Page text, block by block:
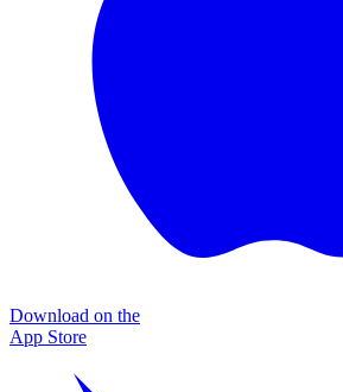
Download on the
App Store